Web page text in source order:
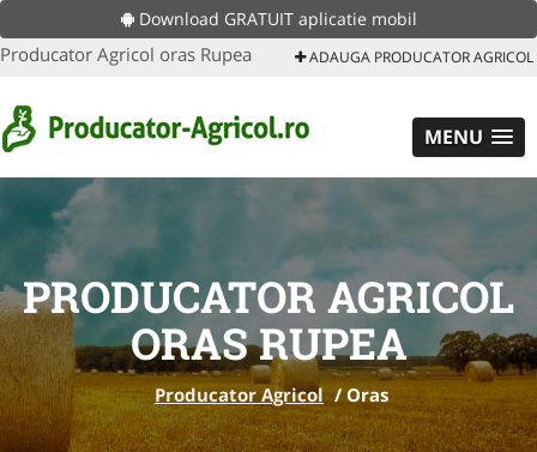
Download GRATUIT aplicatie mobil
Producator Agricol oras Rupea ADAUGA PRODUCATOR AGRICOL
MENU
PRODUCATOR AGRICOL
ORAS RUPEA
Producator Agricol /Oras